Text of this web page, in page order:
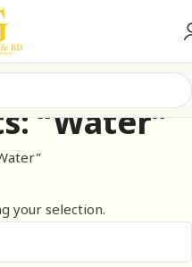
“Water”
your selection.